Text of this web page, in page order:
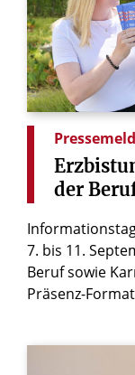
der
7. bis 11.
Beruf sowie
Präsenz-